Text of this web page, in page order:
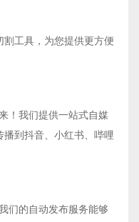
工具，为您提供更方便
！我们提供一站式自媒
到抖音、小红书、哔哩
们的自动发布服务能够